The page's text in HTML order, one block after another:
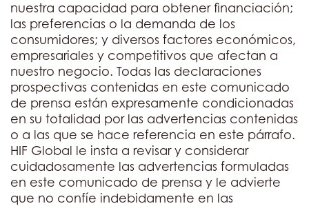
nuestra capacidad para obtener financiación;
las preferencias o la demanda de los
consumidores; y diversos factores económicos,
empresariales y competitivos que afectan a
nuestro negocio. Todas las declaraciones
prospectivas contenidas en este comunicado
de prensa están expresamente condicionadas
en su totalidad por las advertencias contenidas
o a las que se hace referencia en este párrafo.
HIF Global le insta a revisar y considerar
cuidadosamente las advertencias formuladas
en este comunicado de prensa y le advierte
que no confíe indebidamente en las